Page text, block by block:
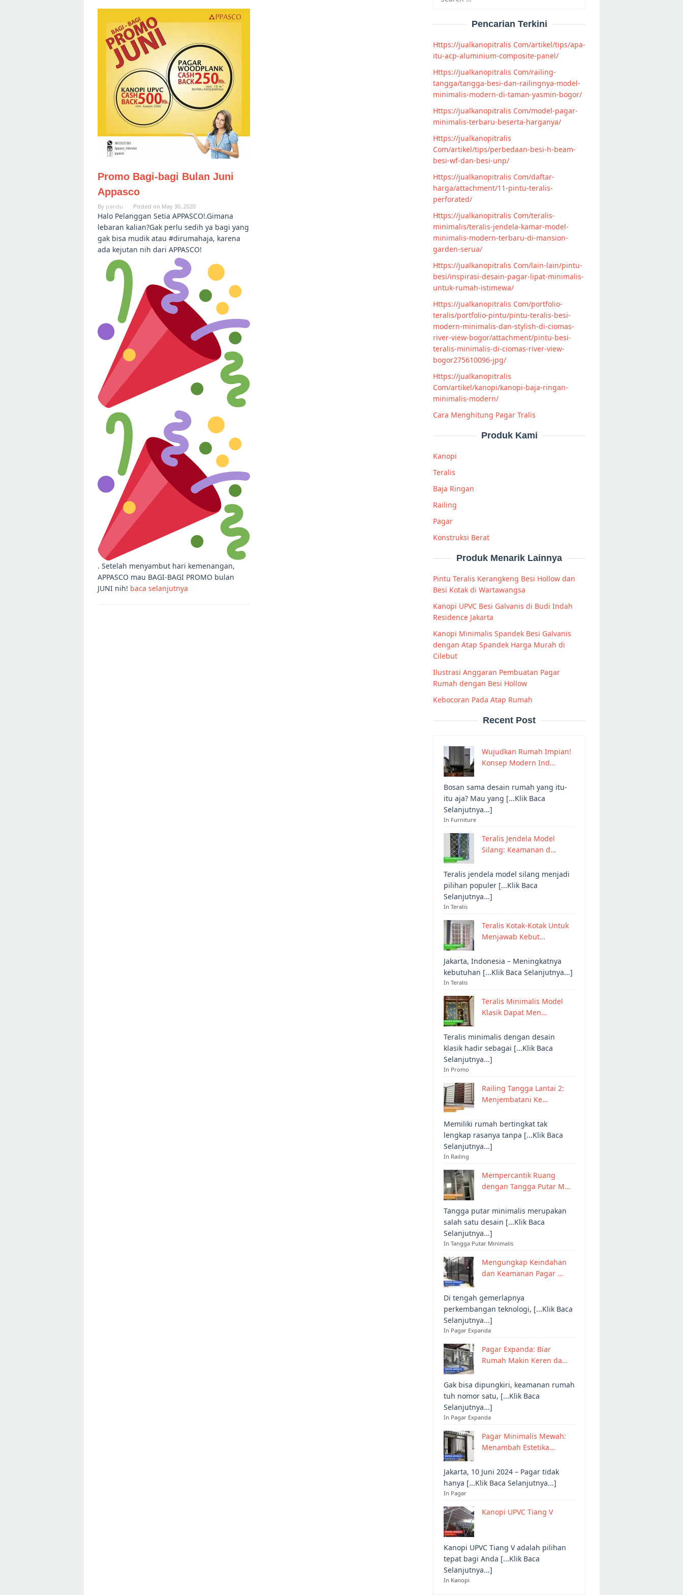
Promo Bagi-bagi Bulan Juni
Appasco
By pandu Posted on May 30, 2020
Halo Pelanggan Setia APPASCO!.Gimana
lebaran kalian?Gak perlu sedih ya bagi yang
gak bisa mudik atau #dirumahaja, karena
ada kejutan nih dari APPASCO!
. Setelah menyambut hari kemenangan,
APPASCO mau BAGI-BAGI PROMO bulan
JUNI nih! baca selanjutnya
for:
Pencarian Terkini
Https://jualkanopitralis Com/artikel/tips/apa-
itu-acp-aluminium-composite-panel/
Https://jualkanopitralis Com/railing-
tangga/tangga-besi-dan-railingnya-model-
minimalis-modern-di-taman-yasmin-bogor/
Https://jualkanopitralis Com/model-pagar-
minimalis-terbaru-beserta-harganya/
Https://jualkanopitralis
Com/artikel/tips/perbedaan-besi-h-beam-
besi-wf-dan-besi-unp/
Https://jualkanopitralis Com/daftar-
harga/attachment/11-pintu-teralis-
perforated/
Https://jualkanopitralis Com/teralis-
minimalis/teralis-jendela-kamar-model-
minimalis-modern-terbaru-di-mansion-
garden-serua/
Https://jualkanopitralis Com/lain-lain/pintu-
besi/inspirasi-desain-pagar-lipat-minimalis-
untuk-rumah-istimewa/
Https://jualkanopitralis Com/portfolio-
teralis/portfolio-pintu/pintu-teralis-besi-
modern-minimalis-dan-stylish-di-ciomas-
river-view-bogor/attachment/pintu-besi-
teralis-minimalis-di-ciomas-river-view-
bogor275610096-jpg/
Https://jualkanopitralis
Com/artikel/kanopi/kanopi-baja-ringan-
minimalis-modern/
Cara Menghitung Pagar Tralis
Produk Kami
Kanopi
Teralis
Baja Ringan
Railing
Pagar
Konstruksi Berat
Produk Menarik Lainnya
Pintu Teralis Kerangkeng Besi Hollow dan
Besi Kotak di Wartawangsa
Kanopi UPVC Besi Galvanis di Budi Indah
Residence Jakarta
Kanopi Minimalis Spandek Besi Galvanis
dengan Atap Spandek Harga Murah di
Cilebut
Ilustrasi Anggaran Pembuatan Pagar
Rumah dengan Besi Hollow
Kebocoran Pada Atap Rumah
Recent Post
Wujudkan Rumah Impian!
Konsep Modern Ind…
Bosan sama desain rumah yang itu-
itu aja? Mau yang [...Klik Baca
Selanjutnya...]
In Furniture
Teralis Jendela Model
Silang: Keamanan d…
Teralis jendela model silang menjadi
pilihan populer [...Klik Baca
Selanjutnya...]
In Teralis
Teralis Kotak-Kotak Untuk
Menjawab Kebut…
Jakarta, Indonesia – Meningkatnya
kebutuhan [...Klik Baca Selanjutnya...]
In Teralis
Teralis Minimalis Model
Klasik Dapat Men…
Teralis minimalis dengan desain
klasik hadir sebagai [...Klik Baca
Selanjutnya...]
In Promo
Railing Tangga Lantai 2:
Menjembatani Ke…
Memiliki rumah bertingkat tak
lengkap rasanya tanpa [...Klik Baca
Selanjutnya...]
In Railing
Mempercantik Ruang
dengan Tangga Putar M…
Tangga putar minimalis merupakan
salah satu desain [...Klik Baca
Selanjutnya...]
In Tangga Putar Minimalis
Mengungkap Keindahan
dan Keamanan Pagar …
Di tengah gemerlapnya
perkembangan teknologi, [...Klik Baca
Selanjutnya...]
In Pagar Expanda
Pagar Expanda: Biar
Rumah Makin Keren da…
Gak bisa dipungkiri, keamanan rumah
tuh nomor satu, [...Klik Baca
Selanjutnya...]
In Pagar Expanda
Pagar Minimalis Mewah:
Menambah Estetika…
Jakarta, 10 Juni 2024 – Pagar tidak
hanya [...Klik Baca Selanjutnya...]
In Pagar
Kanopi UPVC Tiang V
Kanopi UPVC Tiang V adalah pilihan
tepat bagi Anda [...Klik Baca
Selanjutnya...]
In Kanopi